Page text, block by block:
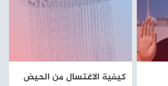
كيفية الاغتسال من الحيض